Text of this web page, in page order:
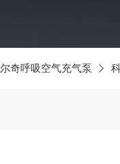
奇呼吸空气充气泵